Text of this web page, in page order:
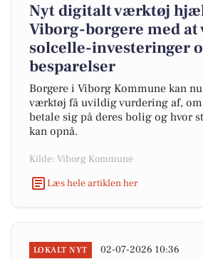
Nyt digitalt værktøj
Viborg-borgere med at
solcelle-investeringer
besparelser
Borgere i Viborg Kommune kan
værktøj få uvildig vurdering af,
betale sig på deres bolig og hvor
kan opnå.
Kilde: Viborg Kommune
Læs hele artiklen her
LOKALT NYT 02-07-2026 10:36